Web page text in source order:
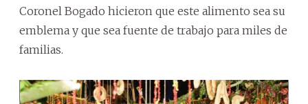
Coronel Bogado hicieron que este alimento sea su
emblema y que sea fuente de trabajo para miles de
familias.